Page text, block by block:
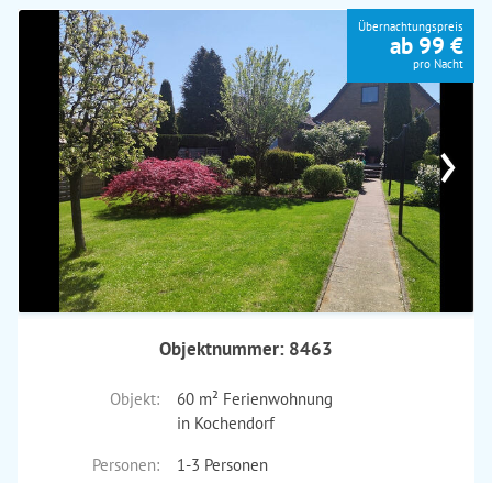
›
Übernachtungspreis
ab 99 €
pro Nacht
Objektnummer: 8463
Objekt:
60 m² Ferienwohnung
in Kochendorf
Personen:
1-3 Personen